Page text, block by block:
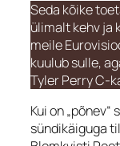
Seda kõike
ülimalt kehv ja
meile
kuulub sulle,
Tyler Perry C-
Kui on
sündikäiguga